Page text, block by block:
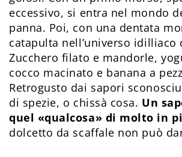
eccessivo, si entra nel mondo
panna. Poi, con una dentata
catapulta nell’universo idilliaco
Zucchero filato e mandorle,
cocco macinato e banana a
Retrogusto dai sapori
di spezie, o chissà cosa. Un
quel «qualcosa» di molto in
dolcetto da scaffale non può